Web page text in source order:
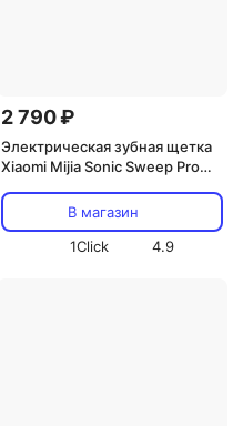
2 790 ₽
Электрическая зубная щетка
Xiaomi Mijia Sonic Sweep Pro
В магазин
1Click
4.9